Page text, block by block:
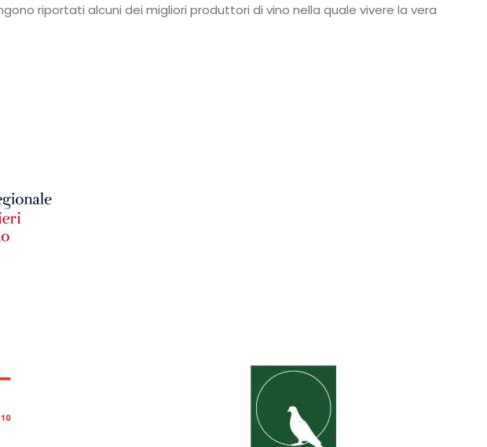
riportati alcuni dei migliori produttori di vino nella quale vivere la vera